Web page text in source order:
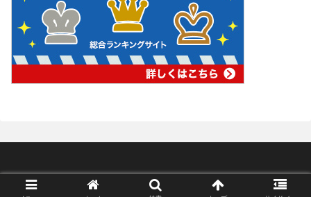
Copyright © 2008-2026 428Clover All Rights Reserved.